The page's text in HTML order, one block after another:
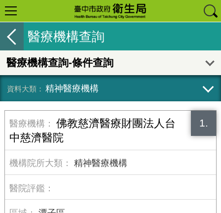
醫療機構查詢
醫療機構查詢-條件查詢
精神醫療機構
1.
佛教慈濟醫療財團法人台
中慈濟醫院
精神醫療機構